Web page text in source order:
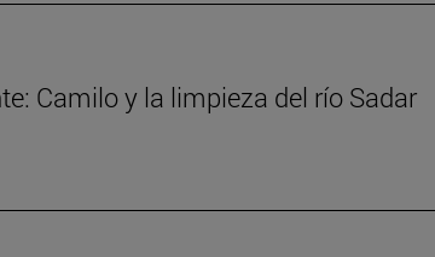
Camilo y la limpieza del río Sadar